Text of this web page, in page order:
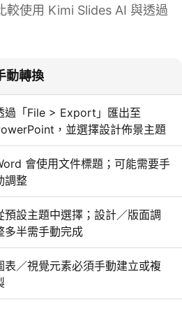
使用 Kimi Slides AI 與透過
動轉換
過「File > Export」匯出至
，並選擇設計佈景主題
會使用文件標題；可能需要手
調整
預設主題中選擇；設計／版面調
多半需手動完成
表／視覺元素必須手動建立或複